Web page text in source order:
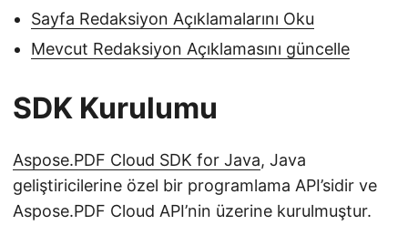
Sayfa Redaksiyon Açıklamalarını Oku
Mevcut Redaksiyon Açıklamasını güncelle
SDK Kurulumu
Aspose.PDF Cloud SDK for Java, Java
geliştiricilerine özel bir programlama API’sidir ve
Aspose.PDF Cloud API’nin üzerine kurulmuştur.